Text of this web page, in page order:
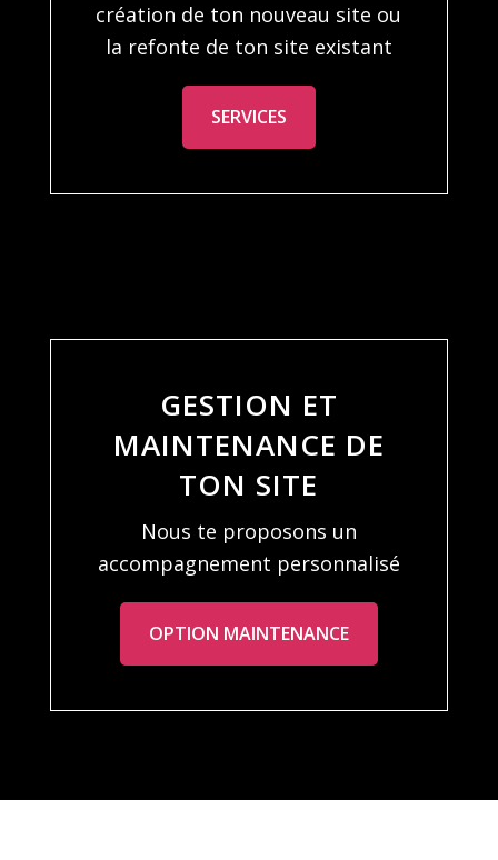
création de ton nouveau site ou
la refonte de ton site existant
SERVICES
GESTION ET
MAINTENANCE DE
TON SITE
Nous te proposons un
accompagnement personnalisé
OPTION MAINTENANCE